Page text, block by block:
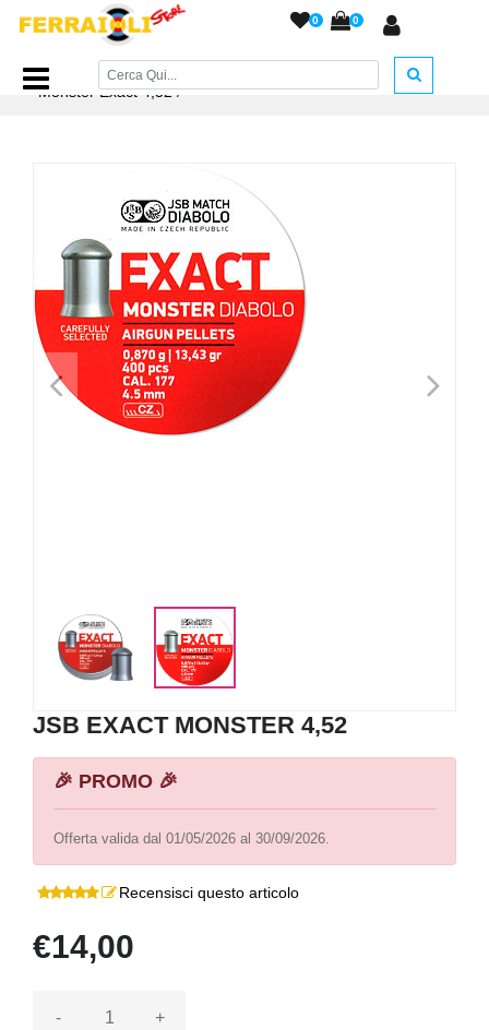
0 0
Home Page/PIOMBINI/Piombini JSB cal. 4,5/JSB
Monster Exact 4,52/
< >
JSB EXACT MONSTER 4,52
🎉 PROMO 🎉
Offerta valida dal 01/05/2026 al 30/09/2026.
Recensisci questo articolo
€14,00
- +